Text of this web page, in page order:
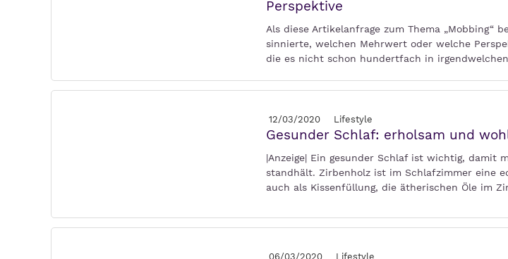
Perspektive
Als diese Artikelanfrage zum Thema „Mobbing“
sinnierte, welchen Mehrwert oder welche
die es nicht schon hundertfach in
12/03/2020 Lifestyle
Gesunder Schlaf: erholsam und
|Anzeige| Ein gesunder Schlaf ist wichtig, damit
standhält. Zirbenholz ist im Schlafzimmer eine
auch als Kissenfüllung, die ätherischen Öle im
06/03/2020 Lifestyle